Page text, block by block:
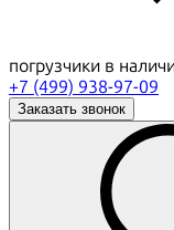
погрузчики в
+7 (499) 938-97-09
Заказать звонок